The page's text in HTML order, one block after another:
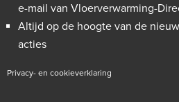
e-mail van Vloerverwarming-
Altijd op de hoogte van de
acties
Privacy- en cookieverklaring